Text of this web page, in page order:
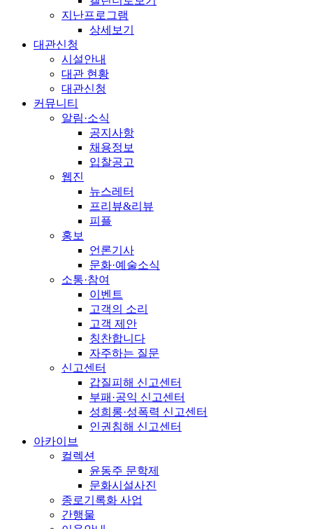
지난프로그램
상세보기
대관신청
시설안내
대관 현황
대관신청
커뮤니티
알림·소식
공지사항
채용정보
입찰공고
웹진
뉴스레터
프리뷰&리뷰
피플
홍보
언론기사
문화·예술소식
소통·참여
이벤트
고객의 소리
고객 제안
칭찬합니다
자주하는 질문
신고센터
갑질피해 신고센터
부패·공익 신고센터
성희롱·성폭력 신고센터
인권침해 신고센터
아카이브
컬렉션
윤동주 문학제
문화시설사진
종로기록화 사업
간행물